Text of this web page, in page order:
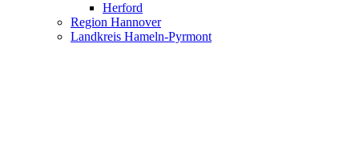
Herford
Region Hannover
Landkreis Hameln-Pyrmont